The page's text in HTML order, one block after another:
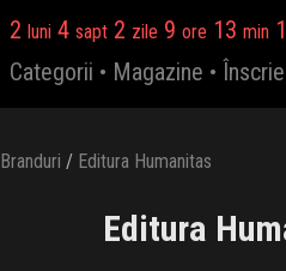
2 luni 4 sapt 2 zile 9 ore 13 min
Categorii • Magazine •
Branduri / Editura Humanitas
Editura